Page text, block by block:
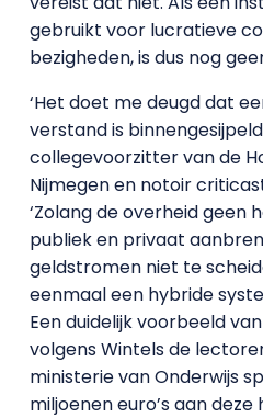
gebruikt voor lucratieve
bezigheden, is dus nog
‘Het doet me deugd dat
verstand is
collegevoorzitter van de
Nijmegen en notoir
‘Zolang de overheid geen
publiek en privaat
geldstromen niet te
eenmaal een hybride
Een duidelijk voorbeeld
volgens Wintels de
ministerie van Onderwijs
miljoenen euro’s aan